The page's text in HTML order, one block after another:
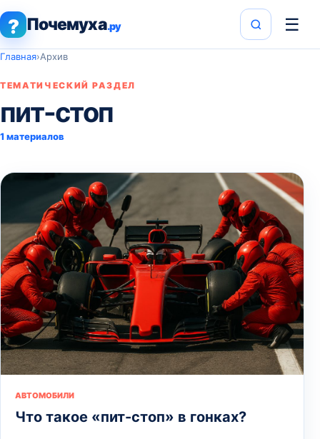
? Почемуха.ру ☰
Главная›Архив
ТЕМАТИЧЕСКИЙ РАЗДЕЛ
пит-стоп
1 материалов
АВТОМОБИЛИ
Что такое «пит-стоп» в гонках?